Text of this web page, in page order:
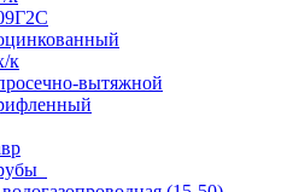
к
вытяжной